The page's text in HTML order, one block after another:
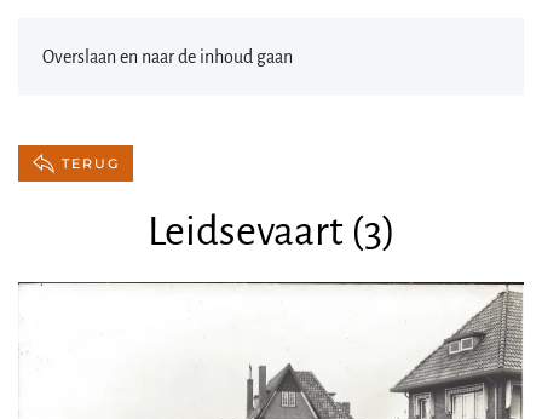
Overslaan en naar de inhoud gaan
TERUG
Leidsevaart (3)